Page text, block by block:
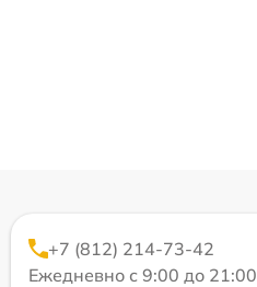
+7 (812) 214-73-42
Ежедневно с 9:00 до 21:00